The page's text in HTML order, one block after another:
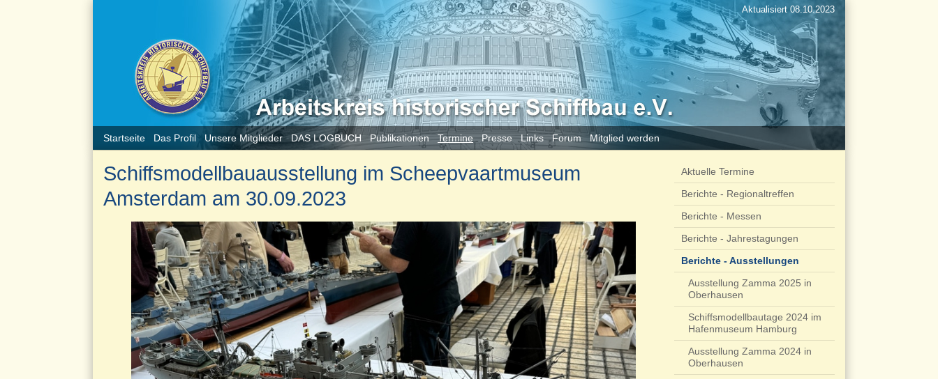
Startseite Das Profil Unsere Mitglieder DAS LOGBUCH Publikationen Termine Presse Links Forum Mitglied werden
Aktualisiert 08.10.2023
Schiffsmodellbauausstellung im Scheepvaartmuseum
Amsterdam am 30.09.2023
Aktuelle Termine
Berichte - Regionaltreffen
Berichte - Messen
Berichte - Jahrestagungen
Berichte - Ausstellungen
Ausstellung Zamma 2025 in
Oberhausen
Schiffsmodellbautage 2024 im
Hafenmuseum Hamburg
Ausstellung Zamma 2024 in
Oberhausen